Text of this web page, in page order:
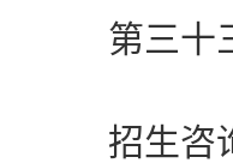
第三十三
招生咨询